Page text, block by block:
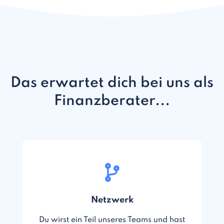
Das erwartet dich bei uns als
Finanzberater...
Netzwerk
Du wirst ein Teil unseres Teams und hast